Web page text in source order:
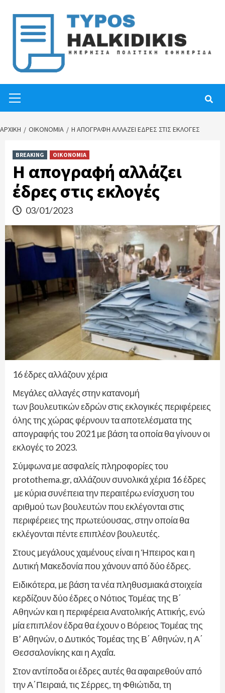
content
Menu
ΑΡΧΙΚΉ ΟΙΚΟΝΟΜΙΑ Η ΑΠΟΓΡΑΦΉ ΑΛΛΆΖΕΙ ΈΔΡΕΣ ΣΤΙΣ ΕΚΛΟΓΈΣ
BREAKING ΟΙΚΟΝΟΜΙΑ
Η απογραφή αλλάζει
έδρες στις εκλογές
03/01/2023
16 έδρες αλλάζουν χέρια
Μεγάλες αλλαγές στην κατανομή
των βουλευτικών εδρών στις εκλογικές περιφέρειες
όλης της χώρας φέρνουν τα αποτελέσματα της
απογραφής του 2021 με βάση τα οποία θα γίνουν οι
εκλογές το 2023.
Σύμφωνα με ασφαλείς πληροφορίες του
protothema.gr, αλλάζουν συνολικά χέρια 16 έδρες
με κύρια συνέπεια την περαιτέρω ενίσχυση του
αριθμού των βουλευτών που εκλέγονται στις
περιφέρειες της πρωτεύουσας, στην οποία θα
εκλέγονται πέντε επιπλέον βουλευτές.
Στους μεγάλους χαμένους είναι η Ήπειρος και η
Δυτική Μακεδονία που χάνουν από δύο έδρες.
Ειδικότερα, με βάση τα νέα πληθυσμιακά στοιχεία
κερδίζουν δύο έδρες ο Νότιος Τομέας της Β΄
Αθηνών και η περιφέρεια Ανατολικής Αττικής, ενώ
μία επιπλέον έδρα θα έχουν ο Βόρειος Τομέας της
Β’ Αθηνών, ο Δυτικός Τομέας της Β΄ Αθηνών, η Α΄
Θεσσαλονίκης και η Αχαΐα.
Στον αντίποδα οι έδρες αυτές θα αφαιρεθούν από
την Α΄Πειραιά, τις Σέρρες, τη Φθιώτιδα, τη